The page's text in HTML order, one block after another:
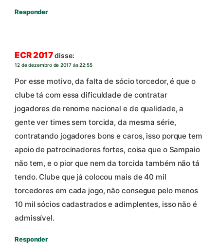
Responder
ECR 2017disse:
12 de dezembro de 2017 às 22:55
Por esse motivo, da falta de sócio torcedor, é que o
clube tá com essa dificuldade de contratar
jogadores de renome nacional e de qualidade, a
gente ver times sem torcida, da mesma série,
contratando jogadores bons e caros, isso porque tem
apoio de patrocinadores fortes, coisa que o Sampaio
não tem, e o pior que nem da torcida também não tá
tendo. Clube que já colocou mais de 40 mil
torcedores em cada jogo, não consegue pelo menos
10 mil sócios cadastrados e adimplentes, isso não é
admissível.
Responder